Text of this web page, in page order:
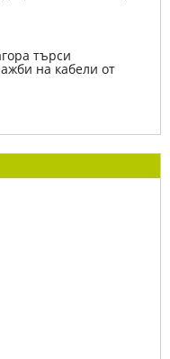
търси
на кабели от